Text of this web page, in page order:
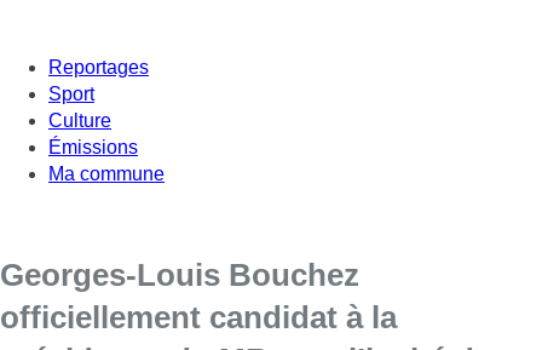
Reportages
Sport
Culture
Émissions
Ma commune
Georges-Louis Bouchez
officiellement candidat à la